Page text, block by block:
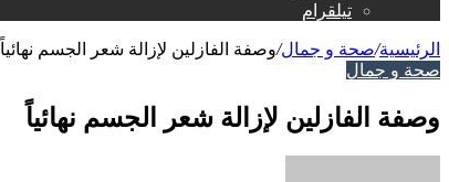
تيلقرام
الرئيسية/صحة و جمال/وصفة الفازلين لإزالة شعر الجسم نهائياً
صحة و جمال
وصفة الفازلين لإزالة شعر الجسم نهائياً